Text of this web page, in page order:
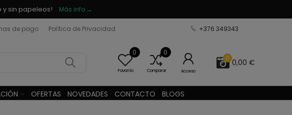
y sin papeleos! Más info →
de pago Política de Privacidad +376 349343
0
Favorito
0
Comparar Acceso
0 0,00 €
OFERTAS NOVEDADES CONTACTO BLOGS